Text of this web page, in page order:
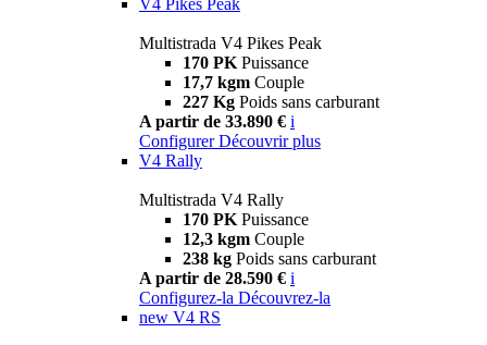
Multistrada V4 Pikes Peak
170 PK Puissance
17,7 kgm Couple
227 Kg Poids sans carburant
A partir de 33.890 € i
Configurer Découvrir plus
V4 Rally
Multistrada V4 Rally
170 PK Puissance
12,3 kgm Couple
238 kg Poids sans carburant
A partir de 28.590 € i
Configurez-la Découvrez-la
new V4 RS